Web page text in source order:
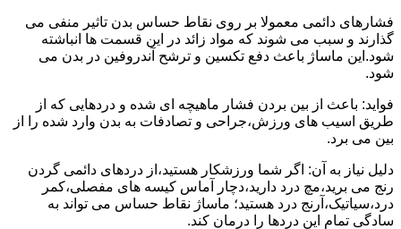
فشارهای دائمی معمولا بر روی نقاط حساس بدن تاثیر منفی می
گذارند و سبب می شوند که مواد زائد در این قسمت ها انباشته
شود.این ماساژ باعث دفع تکسین و ترشح آندروفین در بدن می
شود.
فواید: باعث از بین بردن فشار ماهیچه ای شده و دردهایی که از
طریق اسیب های ورزش،جراحی و تصادفات به بدن وارد شده را از
بین می برد.
دلیل نیاز به آن: اگر شما ورزشکار هستید،از دردهای دائمی گردن
رنج می برید،مچ درد دارید،دچار آماس کیسه های مفصلی،کمر
درد،سیاتیک،آرنج درد هستید؛ ماساژ نقاط حساس می تواند به
سادگی تمام این دردها را درمان کند.